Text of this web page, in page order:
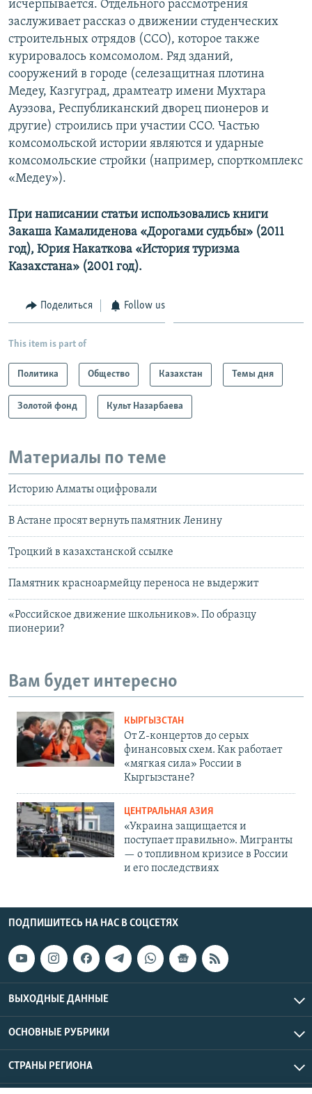
исчерпывается. Отдельного рассмотрения
заслуживает рассказ о движении студенческих
строительных отрядов (ССО), которое также
курировалось комсомолом. Ряд зданий,
сооружений в городе (селезащитная плотина
Медеу, Казгуград, драмтеатр имени Мухтара
Ауэзова, Республиканский дворец пионеров и
другие) строились при участии ССО. Частью
комсомольской истории являются и ударные
комсомольские стройки (например, спорткомплекс
«Медеу»).
При написании статьи использовались книги
Закаша Камалиденова «Дорогами судьбы» (2011
год), Юрия Накаткова «История туризма
Казахстана» (2001 год).
Поделиться Follow us
This item is part of
Политика Общество Казахстан Темы дня
Золотой фонд Культ Назарбаева
Материалы по теме
Историю Алматы оцифровали
В Астане просят вернуть памятник Ленину
Троцкий в казахстанской ссылке
Памятник красноармейцу переноса не выдержит
«Российское движение школьников». По образцу
пионерии?
Вам будет интересно
КЫРГЫЗСТАН
От Z-концертов до серых
финансовых схем. Как работает
«мягкая сила» России в
Кыргызстане?
ЦЕНТРАЛЬНАЯ АЗИЯ
«Украина защищается и
поступает правильно». Мигранты
— о топливном кризисе в России
и его последствиях
ПОДПИШИТЕСЬ НА НАС В СОЦСЕТЯХ
ВЫХОДНЫЕ ДАННЫЕ
ОСНОВНЫЕ РУБРИКИ
СТРАНЫ РЕГИОНА